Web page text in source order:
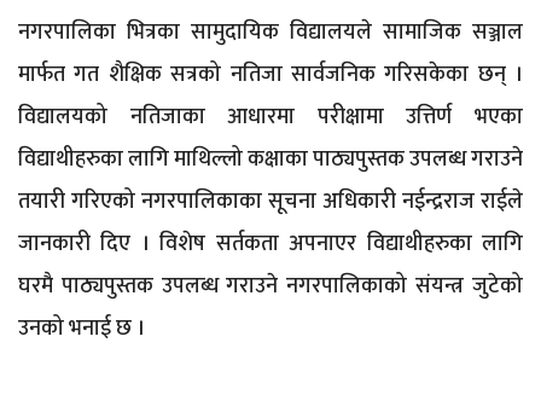
नगरपालिका भित्रका सामुदायिक विद्यालयले सामाजिक सञ्जाल
मार्फत गत शैक्षिक सत्रको नतिजा सार्वजनिक गरिसकेका छन् ।
विद्यालयको नतिजाका आधारमा परीक्षामा उत्तिर्ण भएका
विद्याथीहरुका लागि माथिल्लो कक्षाका पाठ्यपुस्तक उपलब्ध गराउने
तयारी गरिएको नगरपालिकाका सूचना अधिकारी नईन्द्रराज राईले
जानकारी दिए । विशेष सर्तकता अपनाएर विद्याथीहरुका लागि
घरमै पाठ्यपुस्तक उपलब्ध गराउने नगरपालिकाको संयन्त्र जुटेको
उनको भनाई छ ।